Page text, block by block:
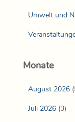
Umwelt und
Monate
August 2026
Juli 2026 (3)